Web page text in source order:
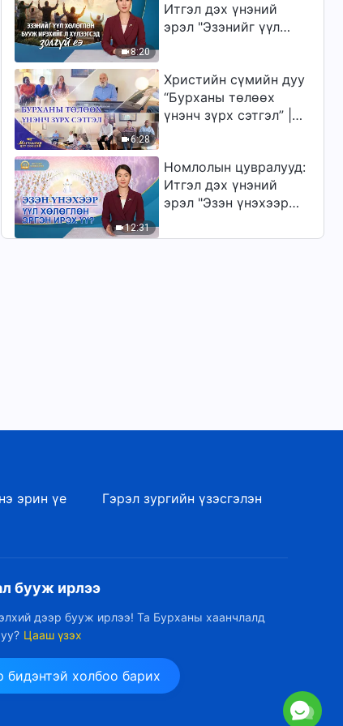
8:20
Итгэл дэх үнэний
эрэл "Эзэнийг үүл
золгүй еэ"
6:28
Христийн сүмийн дуу
“Бурханы төлөөх
үнэнч зүрх сэтгэл” |
12:31
Номлолын цувралууд:
Итгэл дэх үнэний
эрэл "Эзэн үнэхээр
ирэх үү?"
эрин үе
Гэрэл зургийн үзэсгэлэн
бууж ирлээ
дээр бууж ирлээ! Та Бурханы хаанчлалд
Цааш үзэх
бидэнтэй холбоо барих